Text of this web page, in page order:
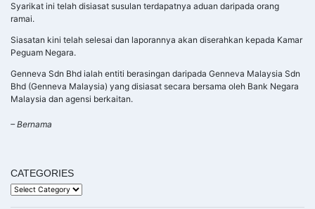
Syarikat ini telah disiasat susulan terdapatnya aduan daripada orang
ramai.
Siasatan kini telah selesai dan laporannya akan diserahkan kepada Kamar
Peguam Negara.
Genneva Sdn Bhd ialah entiti berasingan daripada Genneva Malaysia Sdn
Bhd (Genneva Malaysia) yang disiasat secara bersama oleh Bank Negara
Malaysia dan agensi berkaitan.
– Bernama
CATEGORIES
Categories